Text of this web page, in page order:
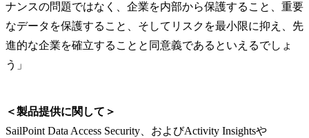
ナンスの問題ではなく、企業を内部から保護すること、重要
なデータを保護すること、そしてリスクを最小限に抑え、先
進的な企業を確立することと同意義であるといえるでしょ
う」
＜製品提供に関して＞
SailPoint Data Access Security、およびActivity Insightsや